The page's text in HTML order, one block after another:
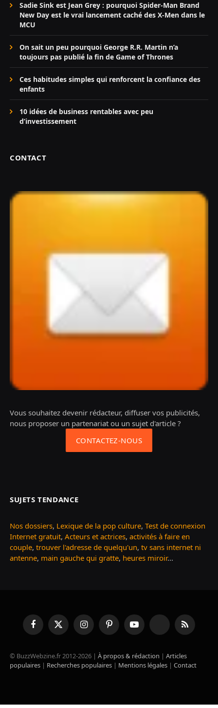
Sadie Sink est Jean Grey : pourquoi Spider-Man Brand
New Day est le vrai lancement caché des X-Men dans le
MCU
On sait un peu pourquoi George R.R. Martin n’a
toujours pas publié la fin de Game of Thrones
Ces habitudes simples qui renforcent la confiance des
enfants
10 idées de business rentables avec peu
d’investissement
CONTACT
Vous souhaitez devenir rédacteur, diffuser vos publicités,
nous proposer un partenariat ou un sujet d'article ?
CONTACTEZ-NOUS
SUJETS TENDANCE
Nos dossiers, Lexique de la pop culture, Test de connexion
Internet gratuit, Acteurs et actrices, activités à faire en
couple, trouver l'adresse de quelqu'un, tv sans internet ni
antenne, main gauche qui gratte, heures miroir...
FacebookX
(Twitter)
InstagramPinterestYouTube TikTok RSS
© BuzzWebzine.fr 2012-2026 | À propos & rédaction | Articles
populaires | Recherches populaires | Mentions légales | Contact